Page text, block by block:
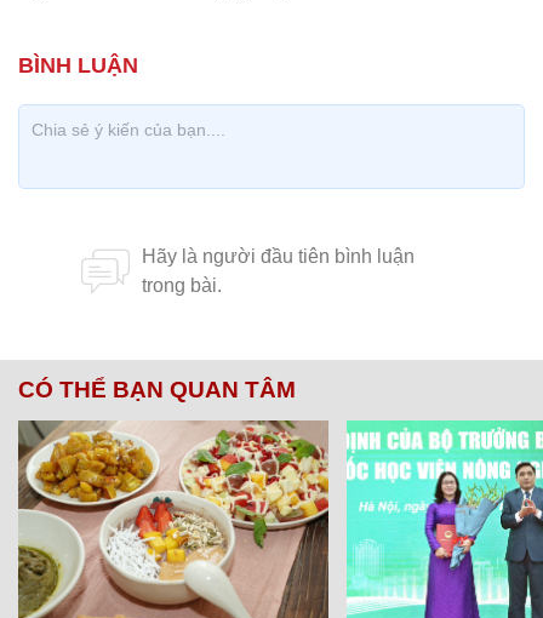
CÓ THỂ BẠN QUAN TÂM